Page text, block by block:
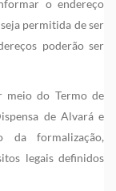
o endereço
permitida de ser
poderão ser
meio do Termo de
de Alvará e
da formalização,
legais definidos